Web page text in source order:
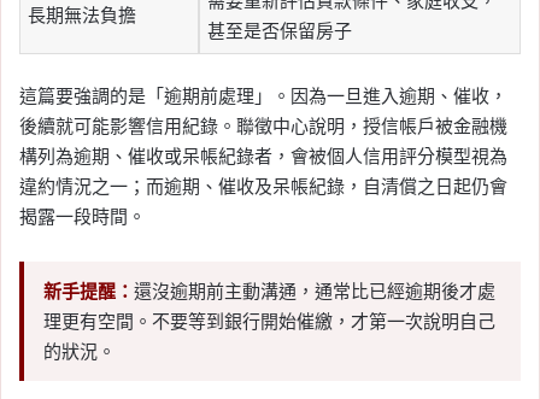
長期無法負擔
甚至是否保留房子
這篇要強調的是「逾期前處理」。因為一旦進入逾期、催收，
後續就可能影響信用紀錄。聯徵中心說明，授信帳戶被金融機
構列為逾期、催收或呆帳紀錄者，會被個人信用評分模型視為
違約情況之一；而逾期、催收及呆帳紀錄，自清償之日起仍會
揭露一段時間。
新手提醒： 還沒逾期前主動溝通，通常比已經逾期後才處
理更有空間。不要等到銀行開始催繳，才第一次說明自己
的狀況。